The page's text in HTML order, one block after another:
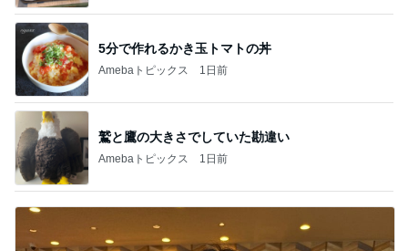
5分で作れるかき玉トマトの丼
Amebaトピックス 1日前
鷲と鷹の大きさでしていた勘違い
Amebaトピックス 1日前